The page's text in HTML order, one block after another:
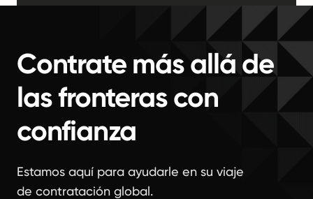
Contrate más allá de
las fronteras con
confianza
Estamos aquí para ayudarle en su viaje
de contratación global.